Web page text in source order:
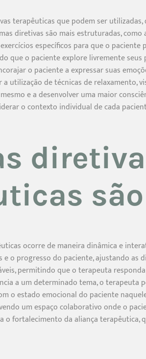
terapêuticas que podem ser
diretivas são mais estruturadas,
específicos para que o
que o paciente explore livremente
o paciente a expressar suas
utilização de técnicas de relaxamento,
e a desenvolver uma maior
o contexto individual de cada
ocorre de maneira dinâmica e
e o progresso do paciente, ajustando
permitindo que o terapeuta
a um determinado tema, o
o estado emocional do paciente
um espaço colaborativo onde o
o fortalecimento da aliança